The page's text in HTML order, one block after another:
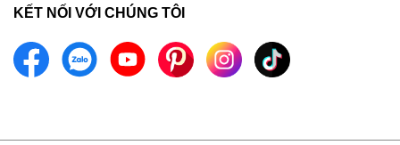
KẾT NỐI VỚI CHÚNG TÔI